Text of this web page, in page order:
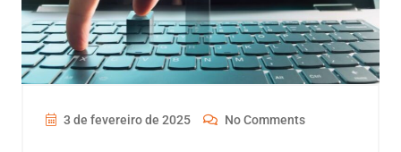
3 de fevereiro de 2025 No Comments